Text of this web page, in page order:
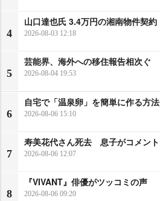
4
山口達也氏 3.4万円の湘南物件契約
2026-08-03 12:18
5
芸能界、海外への移住報告相次ぐ
2026-08-04 19:53
6
自宅で「温泉卵」を簡単に作る方法
2026-08-06 15:10
7
寿美花代さん死去 息子がコメント
2026-08-06 12:07
8
『VIVANT』俳優がツッコミの声
2026-08-06 09:20